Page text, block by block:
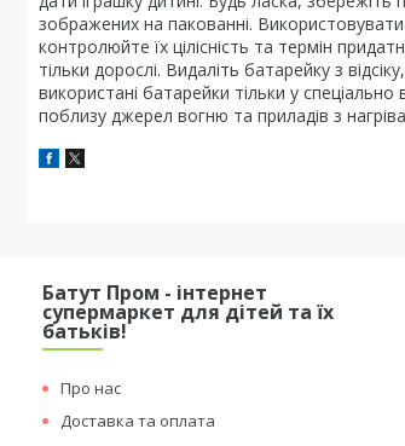
зображених на пакованні. Використовувати
контролюйте їх цілісність та термін
тільки дорослі. Видаліть батарейку з
використані батарейки тільки у
поблизу джерел вогню та приладів з
Батут Пром - інтернет
супермаркет для дітей та їх
батьків!
Про нас
Доставка та оплата